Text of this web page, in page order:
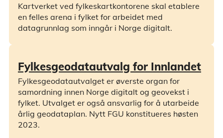
Kartverket ved fylkeskartkontorene skal etablere
en felles arena i fylket for arbeidet med
datagrunnlag som inngår i Norge digitalt.
Fylkesgeodatautvalg for Innlandet
Fylkesgeodatautvalget er øverste organ for
samordning innen Norge digitalt og geovekst i
fylket. Utvalget er også ansvarlig for å utarbeide
årlig geodataplan. Nytt FGU konstitueres høsten
2023.